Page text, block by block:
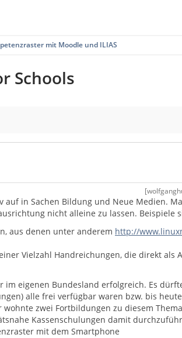
mit Moodle und ILIAS
Schools
auf in Sachen Bildung und Neue Medien.
nicht alleine zu lassen. Beispiele
aus denen unter anderem http://
Vielzahl Handreichungen, die direkt als
im eigenen Bundesland erfolgreich. Es
alle frei verfügbar waren bzw. bis heute
zwei Fortbildungen zu diesem
Kassenschulungen damit
mit dem Smartphone